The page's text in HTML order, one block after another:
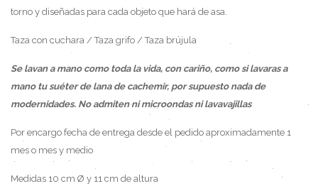
torno y diseñadas para cada objeto que hará de asa.
Taza con cuchara / Taza grifo / Taza brújula
Se lavan a mano como toda la vida, con cariño, como si lavaras a
mano tu suéter de lana de cachemir, por supuesto nada de
modernidades. No admiten ni microondas ni lavavajillas
Por encargo fecha de entrega desde el pedido aproximadamente 1
mes o mes y medio
Medidas 10 cm Ø y 11 cm de altura